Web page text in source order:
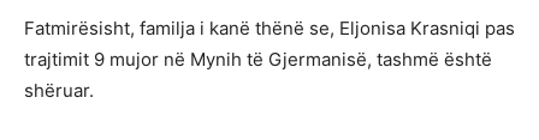
Fatmirësisht, familja i kanë thënë se, Eljonisa Krasniqi pas
trajtimit 9 mujor në Mynih të Gjermanisë, tashmë është
shëruar.